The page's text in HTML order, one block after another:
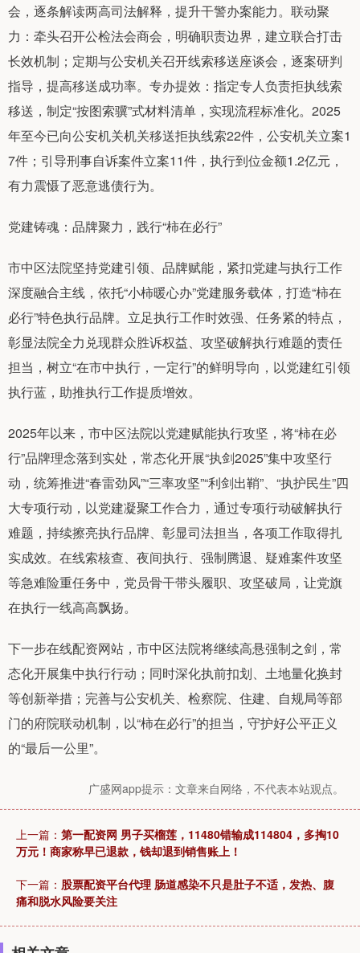
会，逐条解读两高司法解释，提升干警办案能力。联动聚
力：牵头召开公检法会商会，明确职责边界，建立联合打击
长效机制；定期与公安机关召开线索移送座谈会，逐案研判
指导，提高移送成功率。专办提效：指定专人负责拒执线索
移送，制定“按图索骥”式材料清单，实现流程标准化。2025
年至今已向公安机关机关移送拒执线索22件，公安机关立案1
7件；引导刑事自诉案件立案11件，执行到位金额1.2亿元，
有力震慑了恶意逃债行为。
党建铸魂：品牌聚力，践行“柿在必行”
市中区法院坚持党建引领、品牌赋能，紧扣党建与执行工作
深度融合主线，依托“小柿暖心办”党建服务载体，打造“柿在
必行”特色执行品牌。立足执行工作时效强、任务紧的特点，
彰显法院全力兑现群众胜诉权益、攻坚破解执行难题的责任
担当，树立“在市中执行，一定行”的鲜明导向，以党建红引领
执行蓝，助推执行工作提质增效。
2025年以来，市中区法院以党建赋能执行攻坚，将“柿在必
行”品牌理念落到实处，常态化开展“执剑2025”集中攻坚行
动，统筹推进“春雷劲风”“三率攻坚”“利剑出鞘”、“执护民生”四
大专项行动，以党建凝聚工作合力，通过专项行动破解执行
难题，持续擦亮执行品牌、彰显司法担当，各项工作取得扎
实成效。在线索核查、夜间执行、强制腾退、疑难案件攻坚
等急难险重任务中，党员骨干带头履职、攻坚破局，让党旗
在执行一线高高飘扬。
下一步在线配资网站，市中区法院将继续高悬强制之剑，常
态化开展集中执行行动；同时深化执前扣划、土地量化换封
等创新举措；完善与公安机关、检察院、住建、自规局等部
门的府院联动机制，以“柿在必行”的担当，守护好公平正义
的“最后一公里”。
广盛网app提示：文章来自网络，不代表本站观点。
上一篇： 第一配资网 男子买榴莲，11480错输成114804，多掏10
万元！商家称早已退款，钱却退到销售账上！
下一篇： 股票配资平台代理 肠道感染不只是肚子不适，发热、腹
痛和脱水风险要关注